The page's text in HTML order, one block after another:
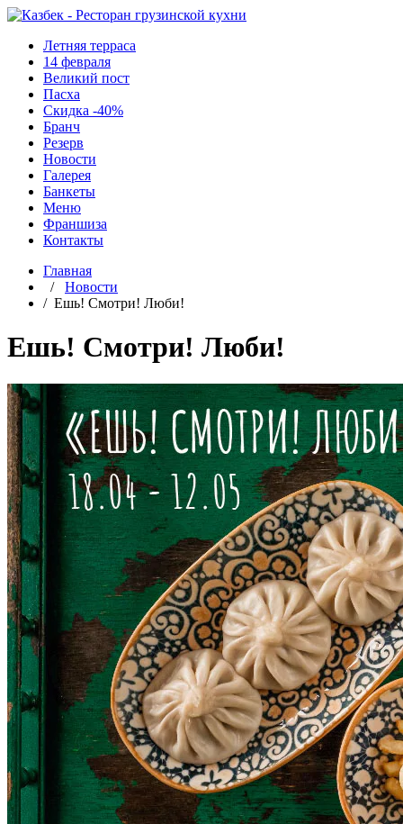
Летняя терраса
14 февраля
Великий пост
Пасха
Скидка -40%
Бранч
Резерв
Новости
Галерея
Банкеты
Меню
Франшиза
Контакты
Главная
/
Новости
/ Ешь! Смотри! Люби!
Ешь! Смотри! Люби!